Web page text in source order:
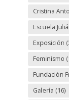
Cristina
Escuela
Exposición
Feminismo
Fundación
Galería (16)